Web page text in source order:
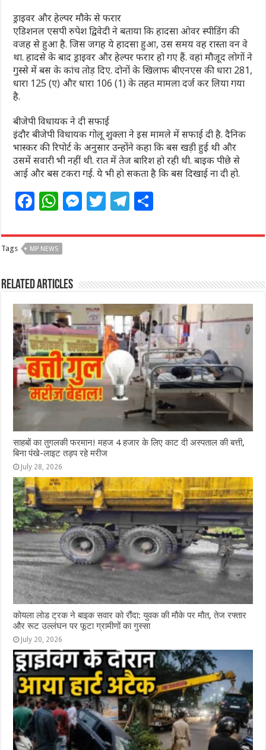
ड्राइवर और हेल्पर मौके से फरार
एडिशनल एसपी रुपेश द्विवेदी ने बताया कि हादसा ओवर स्पीडिंग की
वजह से हुआ है. जिस जगह ये हादसा हुआ, उस समय वह रास्ता वन वे
था. हादसे के बाद ड्राइवर और हेल्पर फरार हो गए हैं. वहां मौजूद लोगों ने
गुस्से में बस के कांच तोड़ दिए. दोनों के खिलाफ बीएनएस की धारा 281,
धारा 125 (ए) और धारा 106 (1) के तहत मामला दर्ज कर लिया गया
है.
बीजेपी विधायक ने दी सफाई
इंदौर बीजेपी विधायक गोलू शुक्ला ने इस मामले में सफाई दी है. दैनिक
भास्कर की रिपोर्ट के अनुसार उन्होंने कहा कि बस खड़ी हुई थी और
उसमें सवारी भी नहीं थी. रात में तेज बारिश हो रही थी. बाइक पीछे से
आई और बस टकरा गई. ये भी हो सकता है कि बस दिखाई ना दी हो.
F
c
e
b
o
o
k
W
at
s
A
p
p
M
ss
n
g
e
r
T
itt
r
T
e
ra
m
ar
Tags MP NEWS
Related Articles
साहबों का तुगलकी फरमान! महज 4 हजार के लिए काट दी अस्पताल की बत्ती,
बिना पंखे-लाइट तड़प रहे मरीज
July 28, 2026
कोयला लोड ट्रक ने बाइक सवार को रौंदा: युवक की मौके पर मौत, तेज रफ्तार
और रूट उल्लंघन पर फूटा ग्रामीणों का गुस्सा
July 20, 2026